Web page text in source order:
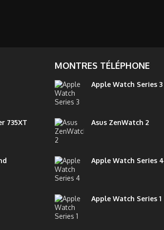
735XT
MONTRES TÉLÉPHONE
Apple Watch Series 3
Asus ZenWatch 2
Apple Watch Series 4
Apple Watch Series 1